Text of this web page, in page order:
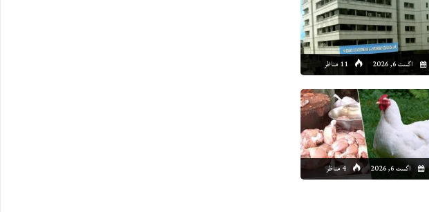
اگست 6, 2026 11 مناظر
اگست 6, 2026 4 مناظر